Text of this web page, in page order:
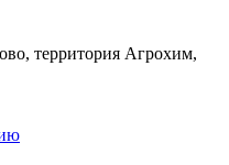
территория Агрохим,